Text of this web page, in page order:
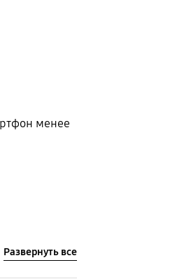
менее
Развернуть все